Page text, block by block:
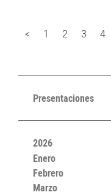
< 1 2 3 4
Presentaciones
2026
Enero
Febrero
Marzo